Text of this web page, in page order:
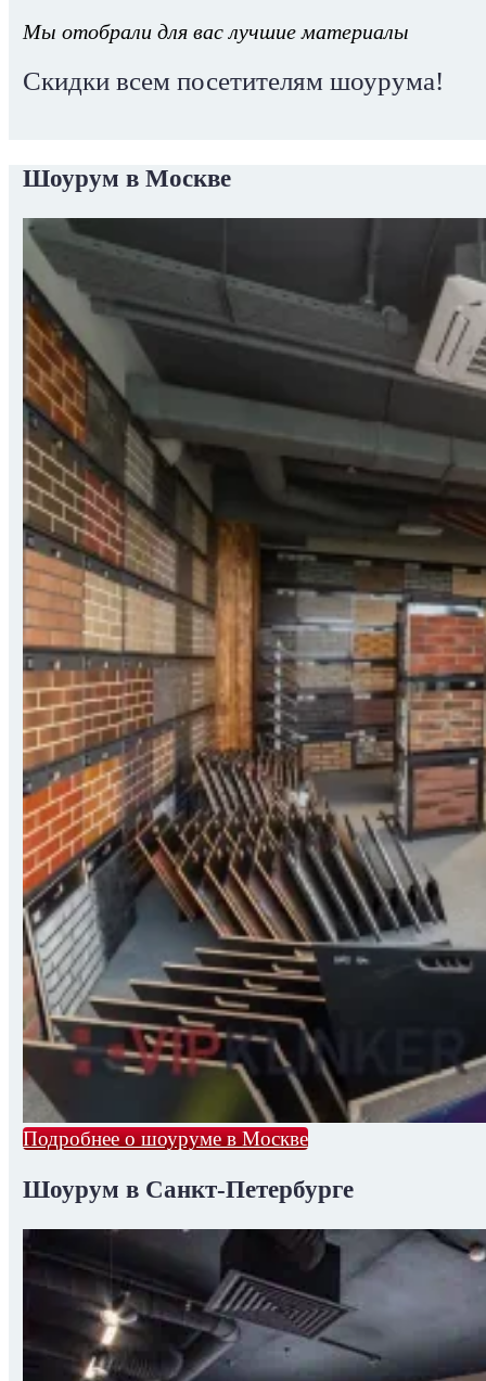
Мы отобрали для вас лучшие материалы
Скидки всем посетителям шоурума!
Шоурум в Москве
Подробнее о шоуруме в Москве
Шоурум в Санкт-Петербурге